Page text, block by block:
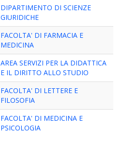
DIPARTIMENTO DI SCIENZE
GIURIDICHE
FACOLTA' DI FARMACIA E
MEDICINA
AREA SERVIZI PER LA DIDATTICA
E IL DIRITTO ALLO STUDIO
FACOLTA' DI LETTERE E
FILOSOFIA
FACOLTA' DI MEDICINA E
PSICOLOGIA